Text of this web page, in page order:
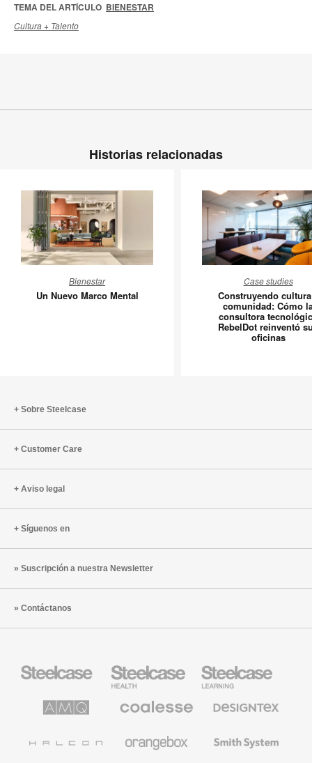
TEMA DEL ARTÍCULO BIENESTAR
Cultura + Talento
Historias relacionadas
Nuevo
Marco
Bienestar
Un Nuevo Marco Mental
cultura
y
Cómo
sus
Case studies
Construyendo
comunidad: Cómo
consultora
RebelDot reinventó
oficinas
Sobre Steelcase
Customer Care
Aviso legal
Síguenos en
Suscripción a nuestra Newsletter
Contáctanos
Steelcase
para
sanidad
Steelcase
para
educación
Steelcase
Solutions
premium
System